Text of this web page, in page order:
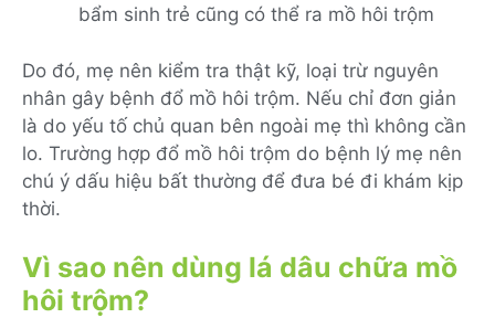
bẩm sinh trẻ cũng có thể ra mồ hôi trộm
Do đó, mẹ nên kiểm tra thật kỹ, loại trừ nguyên
nhân gây bệnh đổ mồ hôi trộm. Nếu chỉ đơn giản
là do yếu tố chủ quan bên ngoài mẹ thì không cần
lo. Trường hợp đổ mồ hôi trộm do bệnh lý mẹ nên
chú ý dấu hiệu bất thường để đưa bé đi khám kịp
thời.
Vì sao nên dùng lá dâu chữa mồ
hôi trộm?